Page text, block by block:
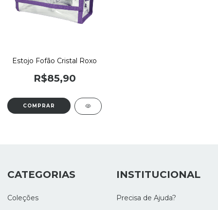
Estojo Fofão Cristal Roxo
R$85,90
CATEGORIAS
Coleções
INSTITUCIONAL
Precisa de Ajuda?